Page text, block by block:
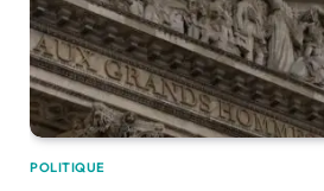
POLITIQUE